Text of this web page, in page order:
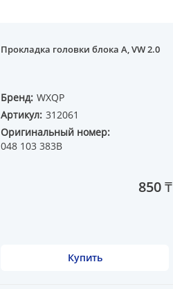
Прокладка головки блока A, VW 2.0
Бренд: WXQP
Артикул: 312061
Оригинальный номер:
048 103 383B
850 ₸
Купить